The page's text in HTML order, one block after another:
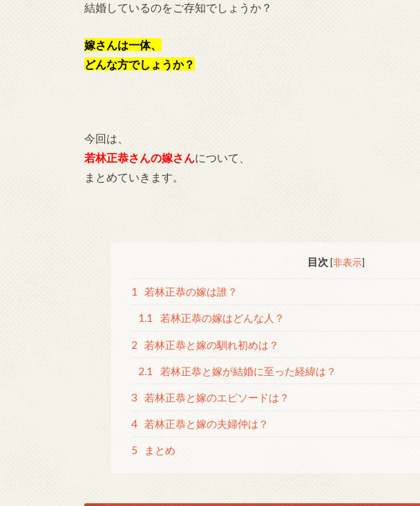
結婚しているのをご存知でしょうか？
嫁さんは一体、
どんな方でしょうか？
今回は、
若林正恭さんの嫁さんについて、
まとめていきます。
目次 [非表示]
1 若林正恭の嫁は誰？
1.1 若林正恭の嫁はどんな人？
2 若林正恭と嫁の馴れ初めは？
2.1 若林正恭と嫁が結婚に至った経緯は？
3 若林正恭と嫁のエピソードは？
4 若林正恭と嫁の夫婦仲は？
5 まとめ